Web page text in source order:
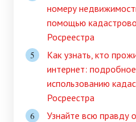
номеру
помощью
Росреестра
Как узнать, кто
интернет:
использованию
Росреестра
Узнайте всю правду